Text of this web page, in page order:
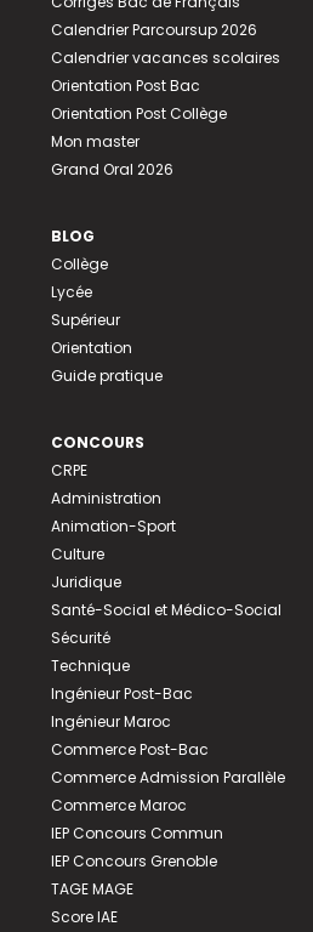
Calendrier Parcoursup 2026
Calendrier vacances scolaires
Orientation Post Bac
Orientation Post Collège
Mon master
Grand Oral 2026
BLOG
Collège
Lycée
Supérieur
Orientation
Guide pratique
CONCOURS
CRPE
Administration
Animation-Sport
Culture
Juridique
Santé-Social et Médico-Social
Sécurité
Technique
Ingénieur Post-Bac
Ingénieur Maroc
Commerce Post-Bac
Commerce Admission Parallèle
Commerce Maroc
IEP Concours Commun
IEP Concours Grenoble
TAGE MAGE
Score IAE